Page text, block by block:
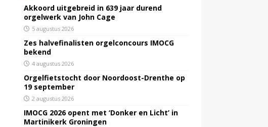
Akkoord uitgebreid in 639 jaar durend
orgelwerk van John Cage
5 augustus 2026
Zes halvefinalisten orgelconcours IMOCG
bekend
4 augustus 2026
Orgelfietstocht door Noordoost-Drenthe op
19 september
2 augustus 2026
IMOCG 2026 opent met ‘Donker en Licht’ in
Martinikerk Groningen